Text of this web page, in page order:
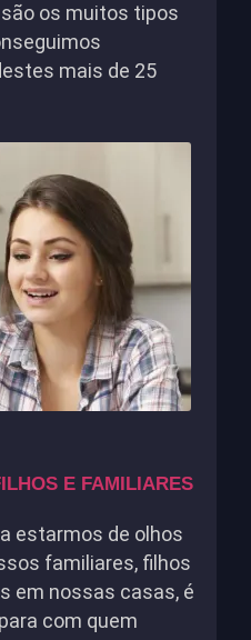
os muitos tipos
mais de 25
E FAMILIARES
estarmos de olhos
familiares, filhos
em nossas casas, é
com quem